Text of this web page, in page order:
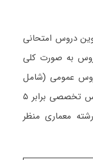
دروس امتحانی
به صورت کلی
عمومی (شامل
زبان عمومی دکتری) برابر ۱ و ضریب دروس تخصصی برابر ۵
معماری منظر